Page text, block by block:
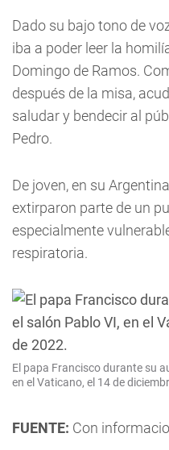
Dado su bajo tono de
iba a poder leer la
Domingo de Ramos.
después de la misa,
saludar y bendecir al
Pedro.
De joven, en su
extirparon parte de un
especialmente
respiratoria.
El papa Francisco durante su
en el Vaticano, el 14 de
FUENTE: Con